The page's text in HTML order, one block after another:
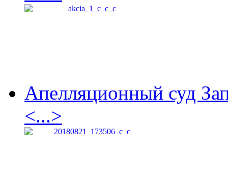
Апелляционный суд
<...>